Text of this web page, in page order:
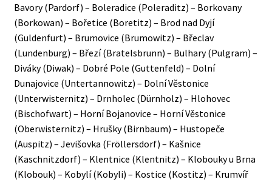
Bavory (Pardorf) – Boleradice (Poleraditz) – Borkovany
(Borkowan) – Bořetice (Boretitz) – Brod nad Dyjí
(Guldenfurt) – Brumovice (Brumowitz) – Břeclav
(Lundenburg) – Březí (Bratelsbrunn) – Bulhary (Pulgram) –
Diváky (Diwak) – Dobré Pole (Guttenfeld) – Dolní
Dunajovice (Untertannowitz) – Dolní Věstonice
(Unterwisternitz) – Drnholec (Dürnholz) – Hlohovec
(Bischofwart) – Horní Bojanovice – Horní Věstonice
(Oberwisternitz) – Hrušky (Birnbaum) – Hustopeče
(Auspitz) – Jevišovka (Fröllersdorf) – Kašnice
(Kaschnitzdorf) – Klentnice (Klentnitz) – Klobouky u Brna
(Klobouk) – Kobylí (Kobyli) – Kostice (Kostitz) – Krumvíř